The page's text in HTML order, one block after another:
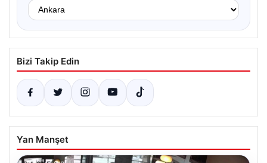
Bizi Takip Edin
Yan Manşet